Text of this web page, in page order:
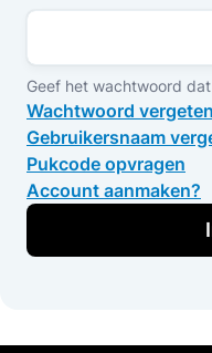
Geef het wachtwoord
Wachtwoord
Gebruikersnaam
Pukcode opvragen
Account aanmaken?